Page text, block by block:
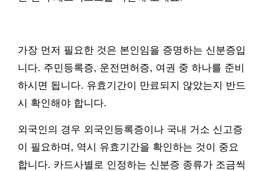
가장 먼저 필요한 것은 본인임을 증명하는 신분증입
니다. 주민등록증, 운전면허증, 여권 중 하나를 준비
하시면 됩니다. 유효기간이 만료되지 않았는지 반드
시 확인해야 합니다.
외국인의 경우 외국인등록증이나 국내 거소 신고증
이 필요하며, 역시 유효기간을 확인하는 것이 중요
합니다. 카드사별로 인정하는 신분증 종류가 조금씩